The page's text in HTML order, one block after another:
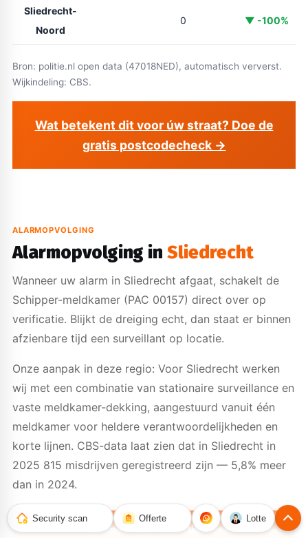
Sliedrecht-
Noord
0 ▼ -100%
Bron: politie.nl open data (47018NED), automatisch ververst.
Wijkindeling: CBS.
Wat betekent dit voor úw straat? Doe de
gratis postcodecheck →
ALARMOPVOLGING
Alarmopvolging in Sliedrecht
Wanneer uw alarm in Sliedrecht afgaat, schakelt de
Schipper-meldkamer (PAC 00157) direct over op
verificatie. Blijkt de dreiging echt, dan staat er binnen
afzienbare tijd een surveillant op locatie.
Onze aanpak in deze regio: Voor Sliedrecht werken
wij met een combinatie van stationaire surveillance en
vaste meldkamer-dekking, aangestuurd vanuit één
meldkamer voor heldere verantwoordelijkheden en
korte lijnen. CBS-data laat zien dat in Sliedrecht in
2025 815 misdrijven geregistreerd zijn — 5,8% meer
dan in 2024.
Alarmopvolging particulier
Security scan Offerte Lotte